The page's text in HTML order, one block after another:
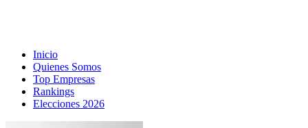
Inicio
Quienes Somos
Top Empresas
Rankings
Elecciones 2026